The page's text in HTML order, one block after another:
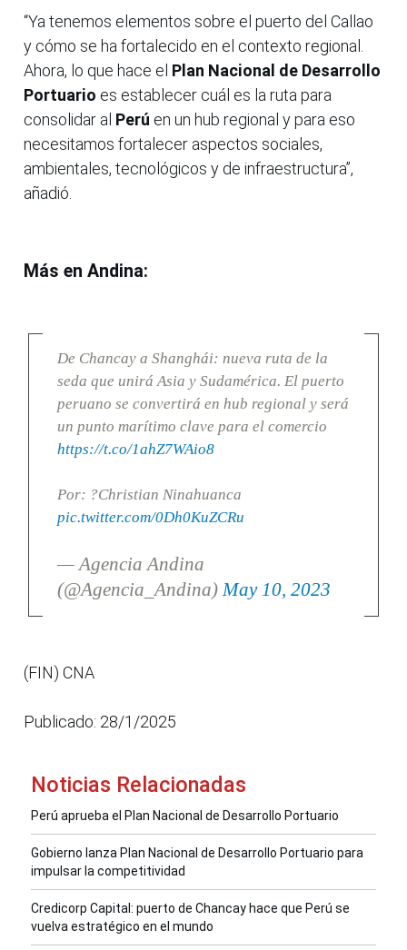
“Ya tenemos elementos sobre el puerto del Callao
y cómo se ha fortalecido en el contexto regional.
Ahora, lo que hace el Plan Nacional de Desarrollo
Portuario es establecer cuál es la ruta para
consolidar al Perú en un hub regional y para eso
necesitamos fortalecer aspectos sociales,
ambientales, tecnológicos y de infraestructura”,
añadió.
Más en Andina:
De Chancay a Shanghái: nueva ruta de la
seda que unirá Asia y Sudamérica. El puerto
peruano se convertirá en hub regional y será
un punto marítimo clave para el comercio
https://t.co/1ahZ7WAio8
Por: ?Christian Ninahuanca
pic.twitter.com/0Dh0KuZCRu
— Agencia Andina
(@Agencia_Andina)May 10, 2023
(FIN) CNA
Publicado: 28/1/2025
Noticias Relacionadas
Perú aprueba el Plan Nacional de Desarrollo Portuario
Gobierno lanza Plan Nacional de Desarrollo Portuario para
impulsar la competitividad
Credicorp Capital: puerto de Chancay hace que Perú se
vuelva estratégico en el mundo